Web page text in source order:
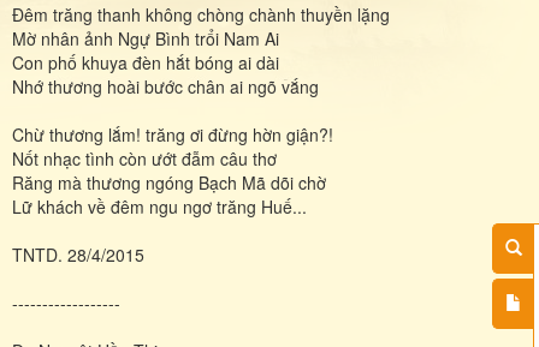
Đêm trăng thanh không chòng chành thuyền lặng
Mờ nhân ảnh Ngự Bình trổi Nam Ai
Con phố khuya đèn hắt bóng ai dài
Nhớ thương hoài bước chân ai ngõ vắng
Chừ thương lắm! trăng ơi đừng hờn giận?!
Nốt nhạc tình còn ướt đẫm câu thơ
Răng mà thương ngóng Bạch Mã dõi chờ
Lữ khách về đêm ngu ngơ trăng Huế...
TNTD. 28/4/2015
------------------